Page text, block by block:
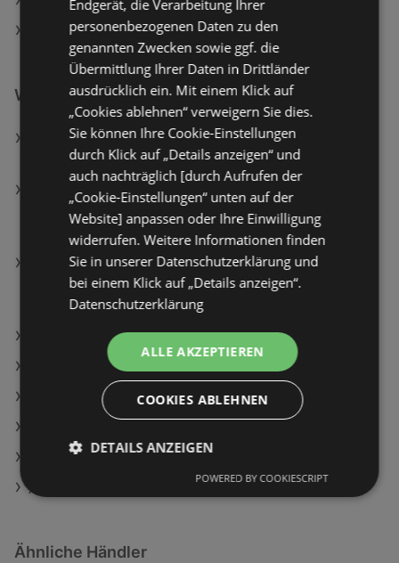
Gaschler in Kapfenberg
Weiterführende Links
Oracle Red Bull Racing Bluetooth Lautsprecher
SK420 blau
CANON Pixma TS6550i, WiFi, Grau,
Multifunktionsdrucker, WLAN, Duplexeinheit (für
beidseitigen Druck), A4, A5, Grau
Philips STH 5030/80 Series 5000 Steamer,
Dampfbürste (1400 Watt, 120 ml Wassertank,
Dunkelgrau/Gold)
RED ZAC Angebote
simpli.at Angebote
Aktuelle simpli.at Flugblätter
Aktuelle EXPERT Flugblätter
Aktuelle RED ZAC Flugblätter
Ähnliche Händler
Endgerät, die Verarbeitung Ihrer
personenbezogenen Daten zu den
genannten Zwecken sowie ggf. die
Übermittlung Ihrer Daten in Drittländer
ausdrücklich ein. Mit einem Klick auf
„Cookies ablehnen“ verweigern Sie dies.
Sie können Ihre Cookie-Einstellungen
durch Klick auf „Details anzeigen“ und
auch nachträglich [durch Aufrufen der
„Cookie-Einstellungen“ unten auf der
Website] anpassen oder Ihre Einwilligung
widerrufen. Weitere Informationen finden
Sie in unserer Datenschutzerklärung und
bei einem Klick auf „Details anzeigen“.
Datenschutzerklärung
ALLE AKZEPTIEREN
COOKIES ABLEHNEN
DETAILS ANZEIGEN
POWERED BY COOKIESCRIPT